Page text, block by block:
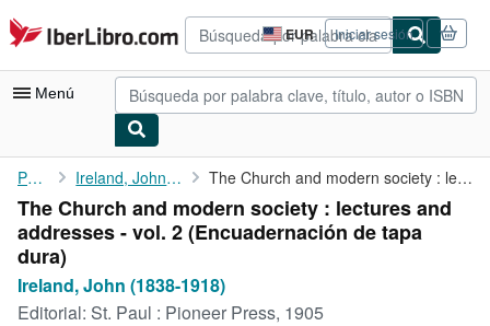
Pasar al contenido principal
IberLibro.com EUR
Preferencias
de
compra
del
Iniciar sesión
Menú
Mi cuenta
Consultar mis pedidos
Búsqueda avanzada
Colecciones
Portada Ireland, John (1838-1918) The Church and modern society : lectures and addresses - vol. 2
The Church and modern society : lectures and
addresses - vol. 2 (Encuadernación de tapa
dura)
Ireland, John (1838-1918)
Editorial: St. Paul : Pioneer Press, 1905